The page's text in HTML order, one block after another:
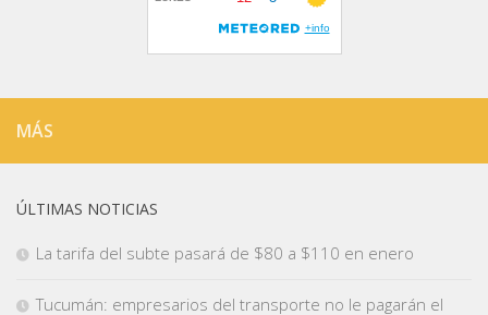
MÁS
ÚLTIMAS NOTICIAS
La tarifa del subte pasará de $80 a $110 en enero
Tucumán: empresarios del transporte no le pagarán el